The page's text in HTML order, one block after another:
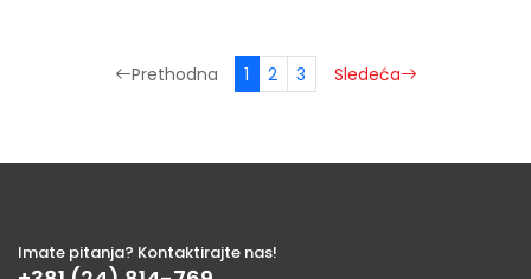
Prethodna 1 2 3 Sledeća
Imate pitanja? Kontaktirajte nas!